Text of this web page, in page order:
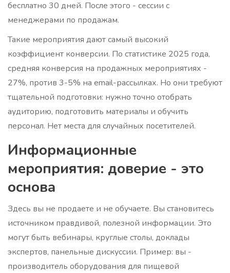
бесплатно 30 дней. После этого - сессии с
менеджерами по продажам.
Такие мероприятия дают самый высокий
коэффициент конверсии. По статистике 2025 года,
средняя конверсия на продажных мероприятиях -
27%, против 3-5% на email-рассылках. Но они требуют
тщательной подготовки: нужно точно отобрать
аудиторию, подготовить материалы и обучить
персонал. Нет места для случайных посетителей.
Информационные
мероприятия: доверие - это
основа
Здесь вы не продаете и не обучаете. Вы становитесь
источником правдивой, полезной информации. Это
могут быть вебинары, круглые столы, доклады
экспертов, панельные дискуссии. Пример: вы -
производитель оборудования для пищевой